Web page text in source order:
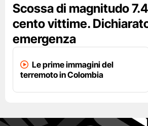
Scossa di magnitudo
cento vittime.
emergenza
Le prime immagini del
terremoto in Colombia